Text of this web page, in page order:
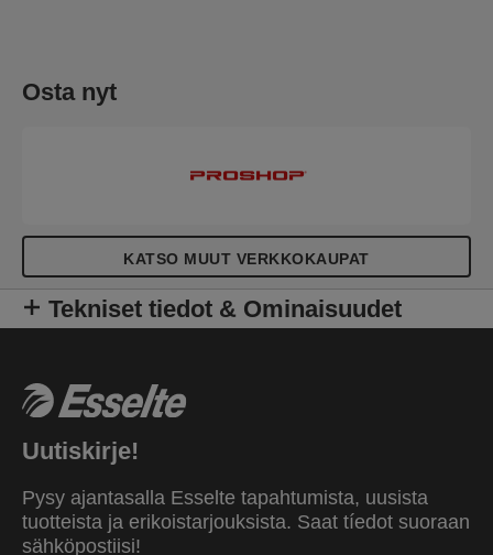
Osta nyt
KATSO MUUT VERKKOKAUPAT
Tekniset tiedot & Ominaisuudet
Uutiskirje!
Pysy ajantasalla Esselte tapahtumista, uusista
tuotteista ja erikoistarjouksista. Saat tíedot suoraan
sähköpostiisi!